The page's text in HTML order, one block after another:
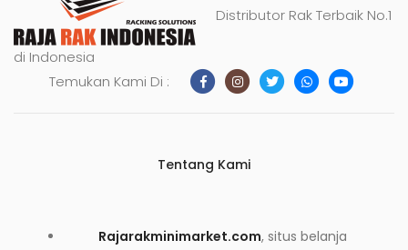
Distributor Rak Terbaik No.1
di Indonesia
Temukan Kami Di :
Tentang Kami
Rajarakminimarket.com, situs belanja